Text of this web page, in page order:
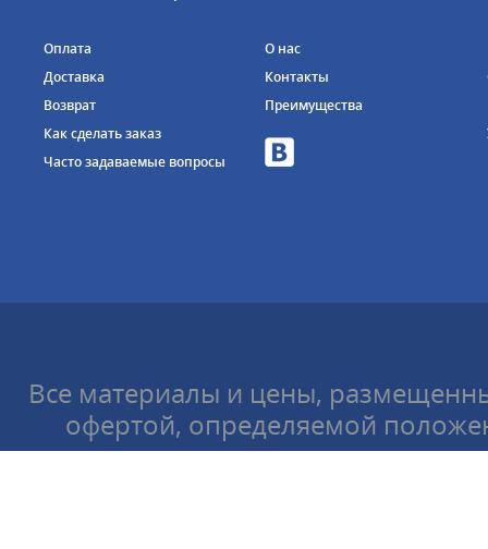
Оплата
Доставка
Возврат
Как сделать заказ
Часто задаваемые вопросы
О нас
Контакты
Преимущества
Все материалы и цены,
офертой, определяемой